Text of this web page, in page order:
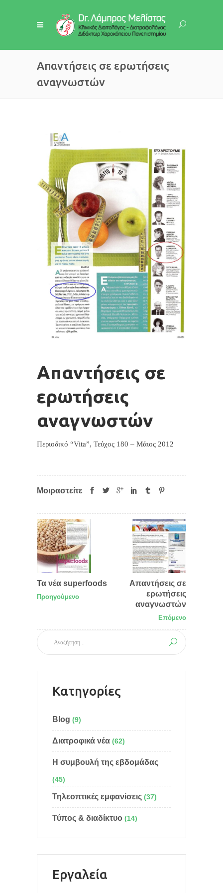
Απαντήσεις σε ερωτήσεις
αναγνωστών
Απαντήσεις σε
ερωτήσεις
αναγνωστών
Περιοδικό “Vita”, Τεύχος 180 – Μάιος 2012
Μοιραστείτε
Τα νέα superfoods
Προηγούμενο
Απαντήσεις σε
ερωτήσεις
αναγνωστών
Επόμενο
Κατηγορίες
Blog (9)
Διατροφικά νέα (62)
Η συμβουλή της εβδομάδας
(45)
Τηλεοπτικές εμφανίσεις (37)
Τύπος & διαδίκτυο (14)
Eργαλεία